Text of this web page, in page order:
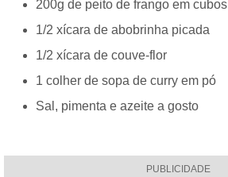
200g de peito de frango em cubos
1/2 xícara de abobrinha picada
1/2 xícara de couve-flor
1 colher de sopa de curry em pó
Sal, pimenta e azeite a gosto
PUBLICIDADE